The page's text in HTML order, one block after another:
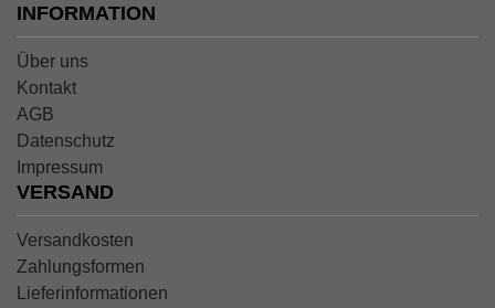
INFORMATION
Über uns
Kontakt
AGB
Datenschutz
Impressum
VERSAND
Versandkosten
Zahlungsformen
Lieferinformationen